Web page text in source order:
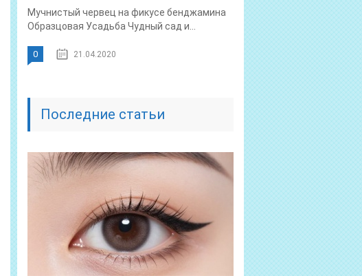
Мучнистый червец на фикусе бенджамина
Образцовая Усадьба Чудный сад и...
0 21.04.2020
Последние статьи